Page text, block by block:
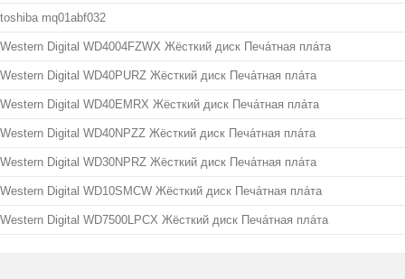
toshiba mq01abf032
Western Digital WD4004FZWX Жёсткий диск Печа́тная пла́та
Western Digital WD40PURZ Жёсткий диск Печа́тная пла́та
Western Digital WD40EMRX Жёсткий диск Печа́тная пла́та
Western Digital WD40NPZZ Жёсткий диск Печа́тная пла́та
Western Digital WD30NPRZ Жёсткий диск Печа́тная пла́та
Western Digital WD10SMCW Жёсткий диск Печа́тная пла́та
Western Digital WD7500LPCX Жёсткий диск Печа́тная пла́та